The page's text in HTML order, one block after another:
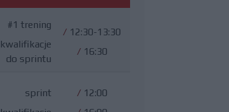
#1 trening
kwalifikacje
do sprintu
/ 12:30-13:30
/ 16:30
sprint
/ 12:00